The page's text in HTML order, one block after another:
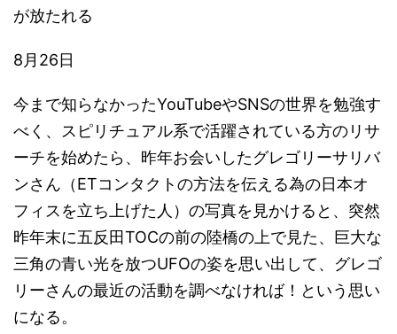
が放たれる
8月26日
今まで知らなかったYouTubeやSNSの世界を勉強す
べく、スピリチュアル系で活躍されている方のリサ
ーチを始めたら、昨年お会いしたグレゴリーサリバ
ンさん（ETコンタクトの方法を伝える為の日本オ
フィスを立ち上げた人）の写真を見かけると、突然
昨年末に五反田TOCの前の陸橋の上で見た、巨大な
三角の青い光を放つUFOの姿を思い出して、グレゴ
リーさんの最近の活動を調べなければ！という思い
になる。